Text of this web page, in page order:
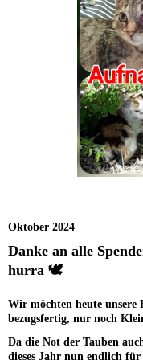
Oktober 2024
Danke an alle
hurra 🕊
Wir möchten heute unsere
bezugsfertig, nur noch
Da die Not der Tauben
dieses Jahr nun endlich